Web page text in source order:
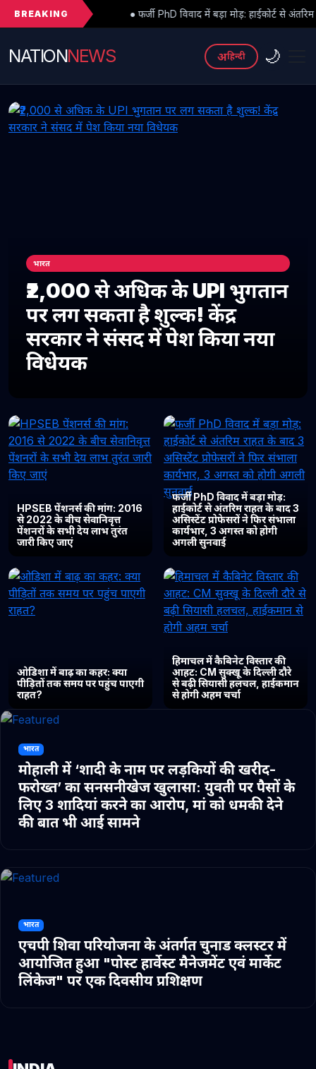
BREAKING
● फर्जी PhD विवाद में बड़ा मोड़: हाईकोर्ट से अंतरिम राहत के बाद 3 असिस्टेंट
NATIONNEWS अहिन्दी 🌙
भारत
₹2,000 से अधिक के UPI भुगतान
पर लग सकता है शुल्क! केंद्र
सरकार ने संसद में पेश किया नया
विधेयक
HPSEB पेंशनर्स की मांग: 2016
से 2022 के बीच सेवानिवृत्त
पेंशनरों के सभी देय लाभ तुरंत
जारी किए जाएं
फर्जी PhD विवाद में बड़ा मोड़:
हाईकोर्ट से अंतरिम राहत के बाद 3
असिस्टेंट प्रोफेसरों ने फिर संभाला
कार्यभार, 3 अगस्त को होगी
अगली सुनवाई
ओडिशा में बाढ़ का कहर: क्या
पीड़ितों तक समय पर पहुंच पाएगी
राहत?
हिमाचल में कैबिनेट विस्तार की
आहट: CM सुक्खू के दिल्ली दौरे
से बढ़ी सियासी हलचल, हाईकमान
से होगी अहम चर्चा
भारत
मोहाली में ‘शादी के नाम पर लड़कियों की खरीद-
फरोख्त’ का सनसनीखेज खुलासा: युवती पर पैसों के
लिए 3 शादियां करने का आरोप, मां को धमकी देने
की बात भी आई सामने
भारत
एचपी शिवा परियोजना के अंतर्गत चुनाड क्लस्टर में
आयोजित हुआ "पोस्ट हार्वेस्ट मैनेजमेंट एवं मार्केट
लिंकेज" पर एक दिवसीय प्रशिक्षण